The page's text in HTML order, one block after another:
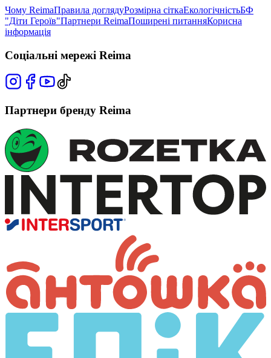
Чому ReimaПравила доглядуРозмірна сіткаЕкологічністьБФ
"Діти Героїв"Партнери ReimaПоширені питанняКорисна
інформація
Соціальні мережі Reima
Партнери бренду Reima